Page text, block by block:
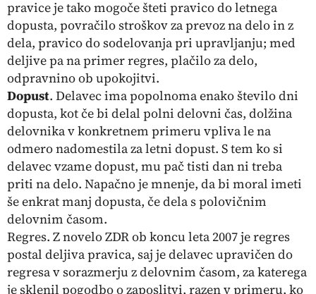
pravice je tako mogoče šteti pravico do letnega
dopusta, povračilo stroškov za prevoz na delo in z
dela, pravico do sodelovanja pri upravljanju; med
deljive pa na primer regres, plačilo za delo,
odpravnino ob upokojitvi.
Dopust. Delavec ima popolnoma enako število dni
dopusta, kot če bi delal polni delovni čas, dolžina
delovnika v konkretnem primeru vpliva le na
odmero nadomestila za letni dopust. S tem ko si
delavec vzame dopust, mu pač tisti dan ni treba
priti na delo. Napačno je mnenje, da bi moral imeti
še enkrat manj dopusta, če dela s polovičnim
delovnim časom.
Regres. Z novelo ZDR ob koncu leta 2007 je regres
postal deljiva pravica, saj je delavec upravičen do
regresa v sorazmerju z delovnim časom, za katerega
je sklenil pogodbo o zaposlitvi, razen v primeru, ko